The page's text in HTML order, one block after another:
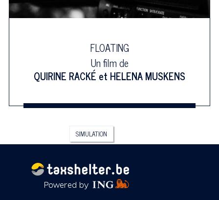
FLOATING
Un film de
QUIRINE RACKÉ et HELENA MUSKENS
SIMULATION